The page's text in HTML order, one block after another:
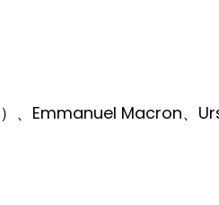
、Emmanuel Macron、